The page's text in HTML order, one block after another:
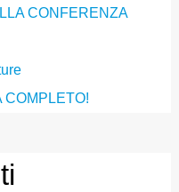
CONFERENZA
COMPLETO!